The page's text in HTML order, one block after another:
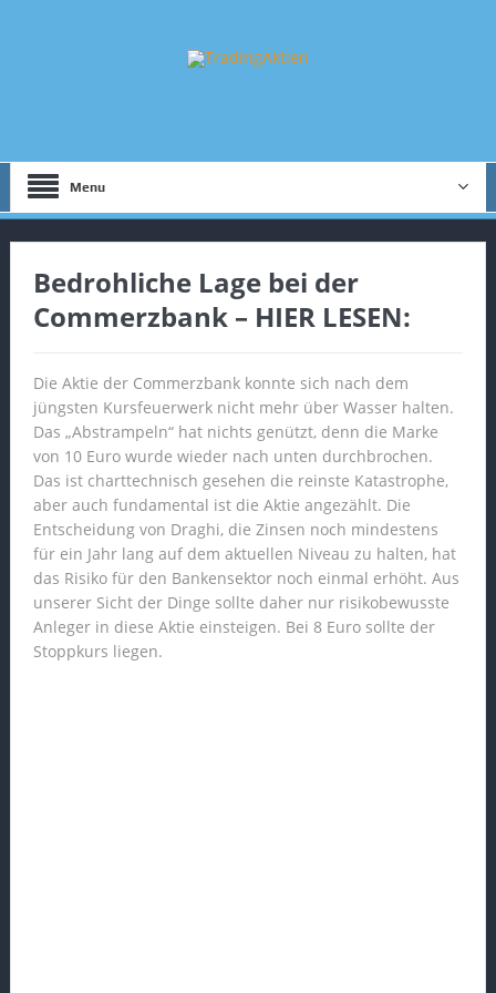
Menu
Bedrohliche Lage bei der
Commerzbank – HIER LESEN:
Die Aktie der Commerzbank konnte sich nach dem
jüngsten Kursfeuerwerk nicht mehr über Wasser halten.
Das „Abstrampeln“ hat nichts genützt, denn die Marke
von 10 Euro wurde wieder nach unten durchbrochen.
Das ist charttechnisch gesehen die reinste Katastrophe,
aber auch fundamental ist die Aktie angezählt. Die
Entscheidung von Draghi, die Zinsen noch mindestens
für ein Jahr lang auf dem aktuellen Niveau zu halten, hat
das Risiko für den Bankensektor noch einmal erhöht. Aus
unserer Sicht der Dinge sollte daher nur risikobewusste
Anleger in diese Aktie einsteigen. Bei 8 Euro sollte der
Stoppkurs liegen.